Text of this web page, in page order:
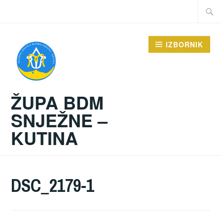
Traži:
ŽUPA BDM
SNJEŽNE –
KUTINA
IZBORNIK
DSC_2179-1